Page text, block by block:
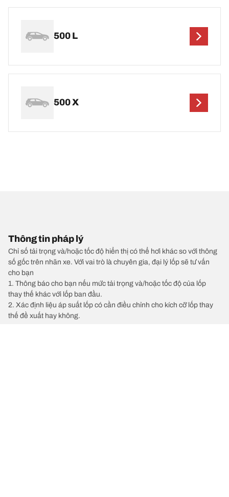
500 L
500 X
Thông tin pháp lý
Chỉ số tải trọng và/hoặc tốc độ hiển thị có thể hơi khác so với thông
số gốc trên nhãn xe. Với vai trò là chuyên gia, đại lý lốp sẽ tư vấn
cho bạn
1. Thông báo cho bạn nếu mức tải trọng và/hoặc tốc độ của lốp
thay thế khác với lốp ban đầu.
2. Xác định liệu áp suất lốp có cần điều chỉnh cho kích cỡ lốp thay
thế đề xuất hay không.